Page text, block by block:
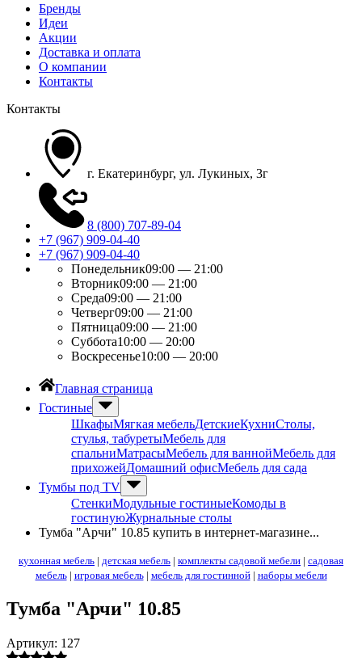
Бренды
Идеи
Акции
Доставка и оплата
О компании
Контакты
Контакты
г. Екатеринбург, ул. Лукиных, 3г
8 (800) 707-89-04
+7 (967) 909-04-40
+7 (967) 909-04-40
Понедельник09:00 — 21:00
Вторник09:00 — 21:00
Среда09:00 — 21:00
Четверг09:00 — 21:00
Пятница09:00 — 21:00
Суббота10:00 — 20:00
Воскресенье10:00 — 20:00
Главная страница
Гостиные
ШкафыМягкая мебельДетскиеКухниСтолы,
стулья, табуретыМебель для
спальниМатрасыМебель для ваннойМебель для
прихожейДомашний офисМебель для сада
Тумбы под ТV
СтенкиМодульные гостиныеКомоды в
гостинуюЖурнальные столы
Тумба "Арчи" 10.85 купить в интернет-магазине...
кухонная мебель | детская мебель | комплекты садовой мебели | садовая
мебель| игровая мебель| мебель для гостинной| наборы мебели
Тумба "Арчи" 10.85
Артикул: 127